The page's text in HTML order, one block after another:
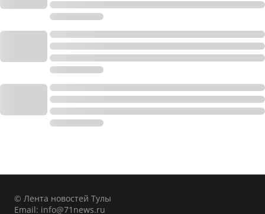
© Лента новостей Тулы
Email: info@71news.ru